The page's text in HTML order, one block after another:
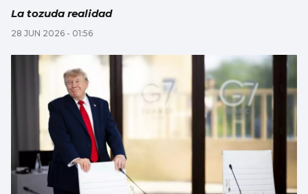
La tozuda realidad
28 JUN 2026 - 01:56